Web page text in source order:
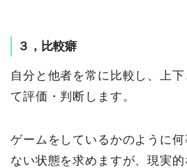
３，比較癖
自分と他者を常に比較し、上
て評価・判断します。
ゲームをしているかのように
ない状態を求めますが、現実